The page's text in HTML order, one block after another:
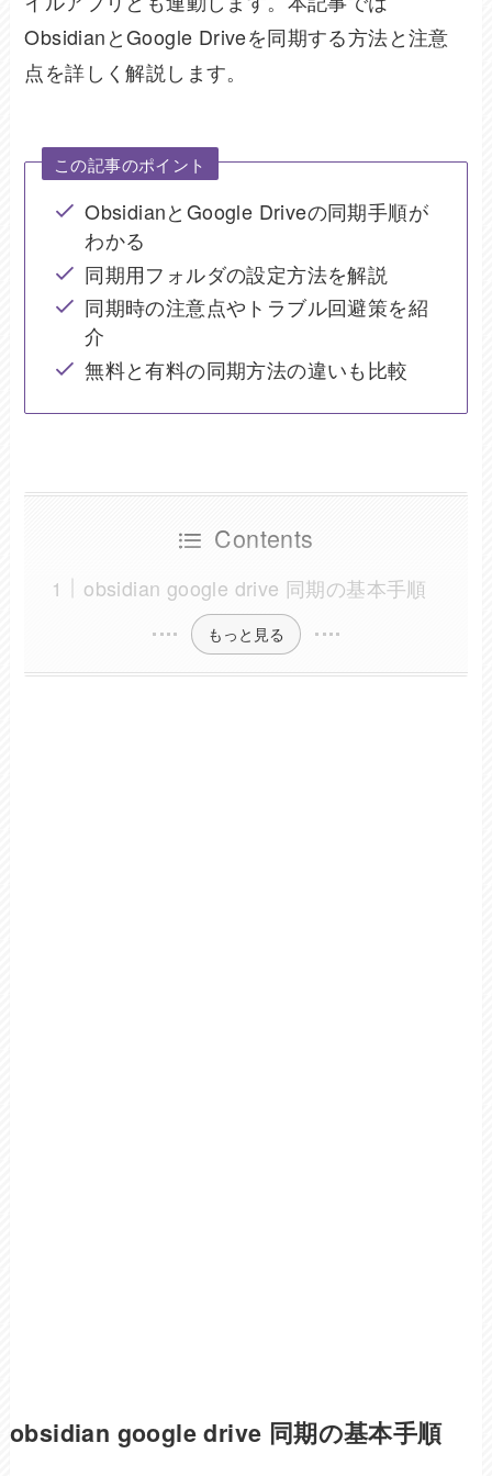
ObsidianとGoogle Driveを同期する方法と注意
点を詳しく解説します。
この記事のポイント
ObsidianとGoogle Driveの同期手順が
わかる
同期用フォルダの設定方法を解説
同期時の注意点やトラブル回避策を紹
介
無料と有料の同期方法の違いも比較
Contents
obsidian google drive 同期の基本手順
もっと見る
obsidian google drive 同期の基本手順